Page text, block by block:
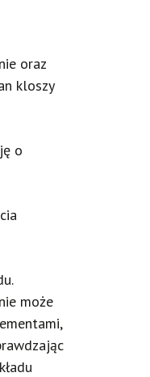
oraz
kloszy
o
może